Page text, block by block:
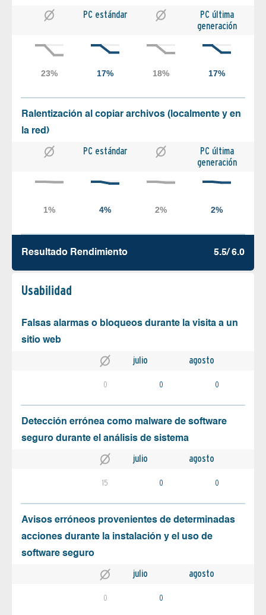
PC estándar
PC última
generación
Ralentización al copiar archivos (localmente y en
la red)
PC estándar
PC última
generación
Resultado Rendimiento 5.5/ 6.0
Usabilidad
Falsas alarmas o bloqueos durante la visita a un
sitio web
julio agosto
0 0 0
Detección errónea como malware de software
seguro durante el análisis de sistema
julio agosto
15 0 0
Avisos erróneos provenientes de determinadas
acciones durante la instalación y el uso de
software seguro
julio agosto
0 0